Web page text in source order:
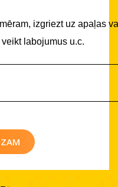
izgriezt uz apaļas
labojumus u.c.